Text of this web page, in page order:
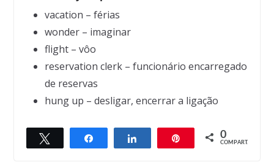
vacation – férias
wonder – imaginar
flight – vôo
reservation clerk – funcionário encarregado
de reservas
hung up – desligar, encerrar a ligação
Compartilhar Compartilhar 0
COMPART.